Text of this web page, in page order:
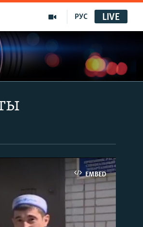
РУС LIVE
EMBED